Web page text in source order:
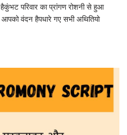
परिवार का प्रांगण रोशनी से हुआ
आपको वंदन हैपधारे गए सभी अथितियो